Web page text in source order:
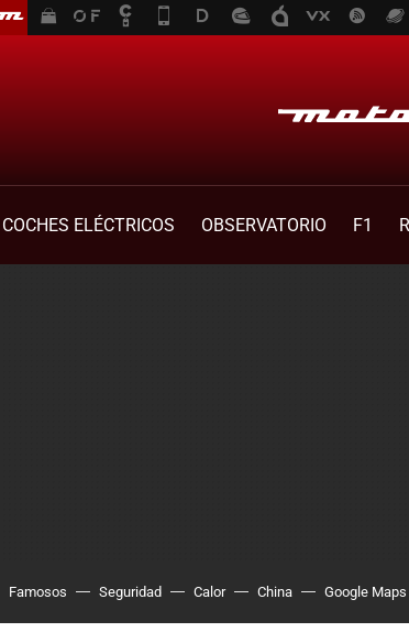
COCHES ELÉCTRICOS OBSERVATORIO F1
Famosos Seguridad Calor China Google Maps